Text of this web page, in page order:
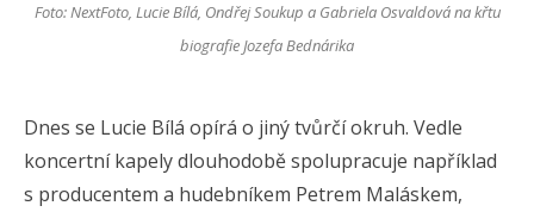
Foto: NextFoto, Lucie Bílá, Ondřej Soukup a Gabriela Osvaldová na křtu
biografie Jozefa Bednárika
Dnes se Lucie Bílá opírá o jiný tvůrčí okruh. Vedle
koncertní kapely dlouhodobě spolupracuje například
s producentem a hudebníkem Petrem Maláskem,